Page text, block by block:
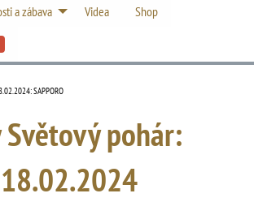
a zábava Videa
Shop
SAPPORO
pohár:
18.02.2024